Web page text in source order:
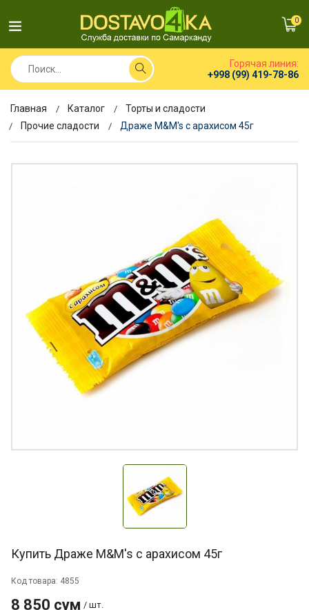
0
Горячая линия:
+998 (99) 419-78-86
Главная Каталог
Торты и сладости
Прочие сладости
Драже M&M's с арахисом 45г
Купить Драже M&M's с арахисом 45г
Код товара: 4855
8 850 сум / шт.